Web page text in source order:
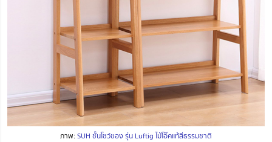
ภาพ:SUH ชั้นโชว์ของ รุ่น Luftig ไม้โอ๊คแท้สีธรรมชาติ